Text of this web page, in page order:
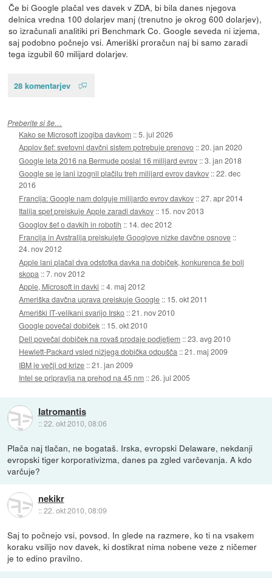
Če bi Google plačal ves davek v ZDA, bi bila danes njegova
delnica vredna 100 dolarjev manj (trenutno je okrog 600 dolarjev),
so izračunali analitiki pri Benchmark Co. Google seveda ni izjema,
saj podobno počnejo vsi. Ameriški proračun naj bi samo zaradi
tega izgubil 60 milijard dolarjev.
28 komentarjev
Preberite si še…
Kako se Microsoft izogiba davkom ::5. jul 2026
Applov šef: svetovni davčni sistem potrebuje prenovo ::20. jan 2020
Google leta 2016 na Bermude poslal 16 milijard evrov ::3. jan 2018
Google se je lani izognil plačilu treh milijard evrov davkov ::22. dec
2016
Francija: Google nam dolguje milijardo evrov davkov ::27. apr 2014
Italija spet preiskuje Apple zaradi davkov :: 15. nov 2013
Googlov šef o davkih in robotih :: 14. dec 2012
Francija in Avstralija preiskujete Googlove nizke davčne osnove ::
24. nov 2012
Apple lani plačal dva odstotka davka na dobiček, konkurenca še bolj
skopa ::7. nov 2012
Apple, Microsoft in davki ::4. maj 2012
Ameriška davčna uprava preiskuje Google :: 15. okt 2011
Ameriški IT-velikani svarijo Irsko ::21. nov 2010
Google povečal dobiček :: 15. okt 2010
Dell povečal dobiček na rovaš prodaje podjetjem ::23. avg 2010
Hewlett-Packard vsled nižjega dobička odpušča ::21. maj 2009
IBM je večji od krize ::21. jan 2009
Intel se pripravlja na prehod na 45 nm ::26. jul 2005
Iatromantis
::22. okt 2010, 08:06
Plača naj tlačan, ne bogataš. Irska, evropski Delaware, nekdanji
evropski tiger korporativizma, danes pa zgled varčevanja. A kdo
varčuje?
nekikr
::22. okt 2010, 08:09
Saj to počnejo vsi, povsod. In glede na razmere, ko ti na vsakem
koraku vsilijo nov davek, ki dostikrat nima nobene veze z ničemer
je to edino pravilno.